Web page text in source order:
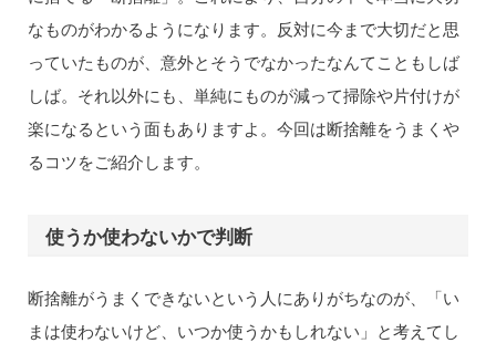
なものがわかるようになります。反対に今まで大切だと思
っていたものが、意外とそうでなかったなんてこともしば
しば。それ以外にも、単純にものが減って掃除や片付けが
楽になるという面もありますよ。今回は断捨離をうまくや
るコツをご紹介します。
使うか使わないかで判断
断捨離がうまくできないという人にありがちなのが、「い
まは使わないけど、いつか使うかもしれない」と考えてし